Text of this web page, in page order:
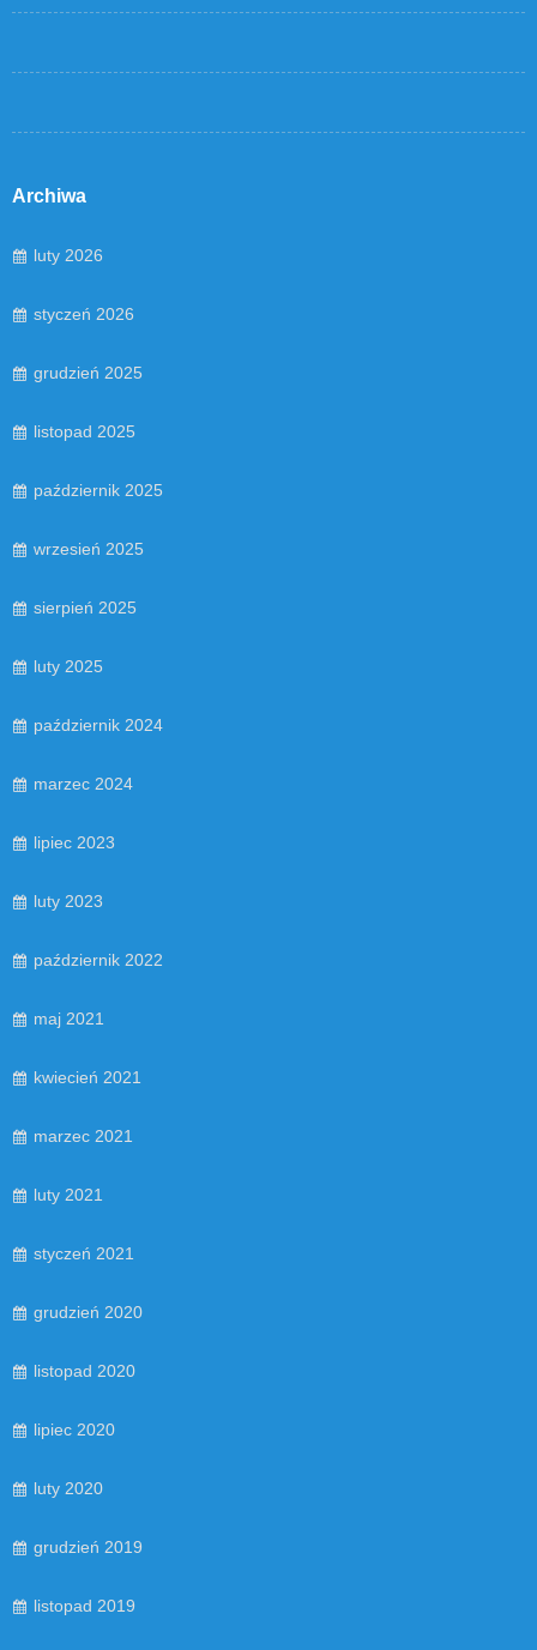
Archiwa
luty 2026
styczeń 2026
grudzień 2025
listopad 2025
październik 2025
wrzesień 2025
sierpień 2025
luty 2025
październik 2024
marzec 2024
lipiec 2023
luty 2023
październik 2022
maj 2021
kwiecień 2021
marzec 2021
luty 2021
styczeń 2021
grudzień 2020
listopad 2020
lipiec 2020
luty 2020
grudzień 2019
listopad 2019